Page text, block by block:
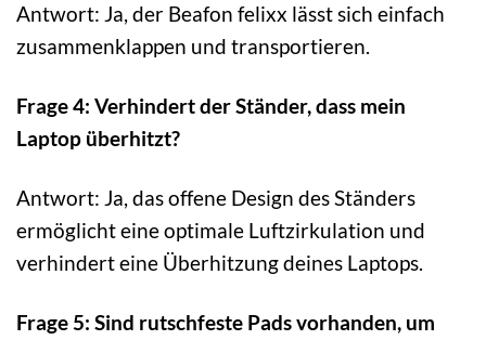
Antwort: Ja, der Beafon felixx lässt sich einfach
zusammenklappen und transportieren.
Frage 4: Verhindert der Ständer, dass mein
Laptop überhitzt?
Antwort: Ja, das offene Design des Ständers
ermöglicht eine optimale Luftzirkulation und
verhindert eine Überhitzung deines Laptops.
Frage 5: Sind rutschfeste Pads vorhanden, um